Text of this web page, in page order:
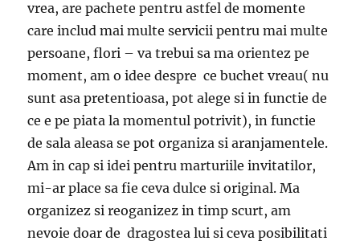
vrea, are pachete pentru astfel de momente
care includ mai multe servicii pentru mai multe
persoane, flori – va trebui sa ma orientez pe
moment, am o idee despre ce buchet vreau( nu
sunt asa pretentioasa, pot alege si in functie de
ce e pe piata la momentul potrivit), in functie
de sala aleasa se pot organiza si aranjamentele.
Am in cap si idei pentru marturiile invitatilor,
mi-ar place sa fie ceva dulce si original. Ma
organizez si reoganizez in timp scurt, am
nevoie doar de dragostea lui si ceva posibilitati